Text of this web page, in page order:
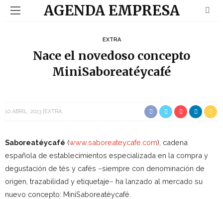
AGENDA EMPRESA
EXTRA
Nace el novedoso concepto
MiniSaboreatéycafé
10 ABRIL, 2013 EXTRA
Saboreatéycafé (www.saboreateycafe.com), cadena
española de establecimientos especializada en la compra y
degustación de tés y cafés −siempre con denominación de
origen, trazabilidad y etiquetaje− ha lanzado al mercado su
nuevo concepto: MiniSaboreatéycafé.